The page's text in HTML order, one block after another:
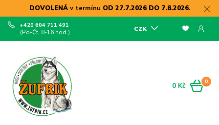
DOVOLENÁv termínu OD 27.7.2026 DO 7.8.2026.
CZK
+420 604 711 491
(Po-Čt, 8-16 hod.)
0
0 Kč